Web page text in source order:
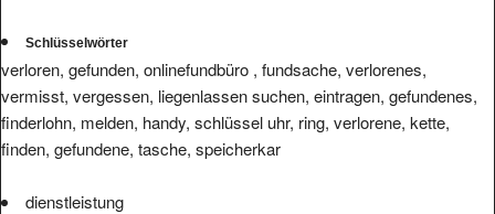
Schlüsselwörter
verloren, gefunden, onlinefundbüro , fundsache, verlorenes,
vermisst, vergessen, liegenlassen suchen, eintragen, gefundenes,
finderlohn, melden, handy, schlüssel uhr, ring, verlorene, kette,
finden, gefundene, tasche, speicherkar
dienstleistung